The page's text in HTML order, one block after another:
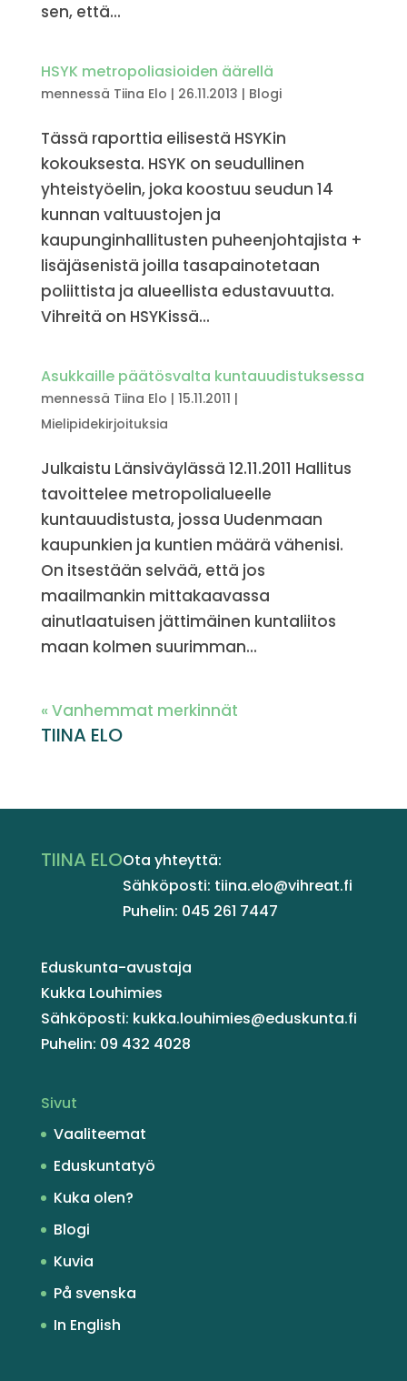
sen, että...
HSYK metropoliasioiden äärellä
mennessä Tiina Elo | 26.11.2013 | Blogi
Tässä raporttia eilisestä HSYKin
kokouksesta. HSYK on seudullinen
yhteistyöelin, joka koostuu seudun 14
kunnan valtuustojen ja
kaupunginhallitusten puheenjohtajista +
lisäjäsenistä joilla tasapainotetaan
poliittista ja alueellista edustavuutta.
Vihreitä on HSYKissä...
Asukkaille päätösvalta kuntauudistuksessa
mennessä Tiina Elo | 15.11.2011 |
Mielipidekirjoituksia
Julkaistu Länsiväylässä 12.11.2011 Hallitus
tavoittelee metropolialueelle
kuntauudistusta, jossa Uudenmaan
kaupunkien ja kuntien määrä vähenisi.
On itsestään selvää, että jos
maailmankin mittakaavassa
ainutlaatuisen jättimäinen kuntaliitos
maan kolmen suurimman...
« Vanhemmat merkinnät
TIINA ELO
TIINA ELOOta yhteyttä:
Sähköposti: tiina.elo@vihreat.fi
Puhelin: 045 261 7447
Eduskunta-avustaja
Kukka Louhimies
Sähköposti: kukka.louhimies@eduskunta.fi
Puhelin: 09 432 4028
Sivut
Vaaliteemat
Eduskuntatyö
Kuka olen?
Blogi
Kuvia
På svenska
In English